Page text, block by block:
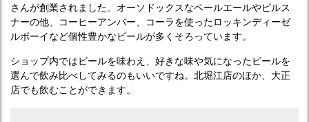
さんが創業されました。オーソドックスなペールエールやピルス
ナーの他、コーヒーアンバー、コーラを使ったロッキンディーゼ
ルボーイなど個性豊かなビールが多くそろっています。
ショップ内ではビールを味わえ、好きな味や気になったビールを
選んで飲み比べしてみるのもいいですね。北堀江店のほか、大正
店でも飲むことができます。